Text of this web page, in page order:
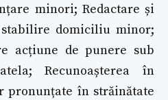
minori; Redactare și
domiciliu minor;
acțiune de punere sub
Recunoașterea în
pronunțate în străinătate